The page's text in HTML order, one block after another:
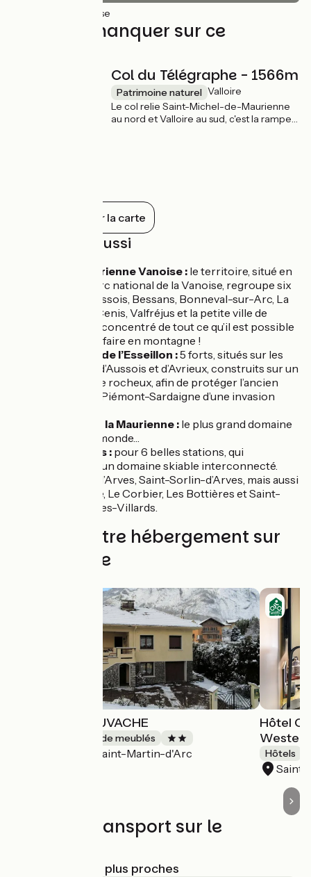
(100%) Lisse
À ne pas manquer sur ce
Col du Télégraphe - 1566m
Patrimoine naturel Valloire
Le col relie Saint-Michel-de-Maurienne
au nord et Valloire au sud, c'est la rampe
Tout afficher sur la carte
À découvrir aussi
Haute-Maurienne Vanoise : le territoire, situé en
lisière du parc national de la Vanoise, regroupe six
stations : Aussois, Bessans, Bonneval-sur-Arc, La
Norma, Val Cenis, Valfréjus et la petite ville de
Modane. Un concentré de tout ce qu’il est possible
de voir et de faire en montagne !
La Barrière de l’Esseillon :5 forts, situés sur les
communes d’Aussois et d’Avrieux, construits sur un
promontoire rocheux, afin de protéger l’ancien
royaume de Piémont-Sardaigne d’une invasion
La vallée de la Maurienne : le plus grand domaine
cyclable du monde…
Les Sybelles : pour 6 belles stations, qui
constituent un domaine skiable interconnecté.
Saint-Jean-d’Arves, Saint-Sorlin-d’Arves, mais aussi
La Toussuire, Le Corbier, Les Bottières et Saint-
Colomban-les-Villards.
Trouvez votre hébergement sur
cette étape
GITE DE LA NEUVACHE
Gîtes et locations de meublés
Saint-Martin-d'Arc
Hôtel
Western
Hôtels
Saint-
Trains et transport sur le
Gares SNCF les plus proches